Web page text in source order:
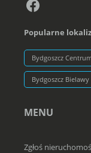
Popularne
Bydgoszcz
Bydgoszcz Bielawy
MENU
Zgłoś